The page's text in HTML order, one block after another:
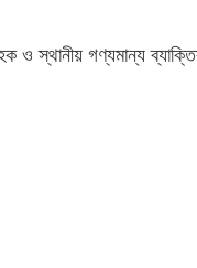
ও স্থানীয় গণ্যমান্য